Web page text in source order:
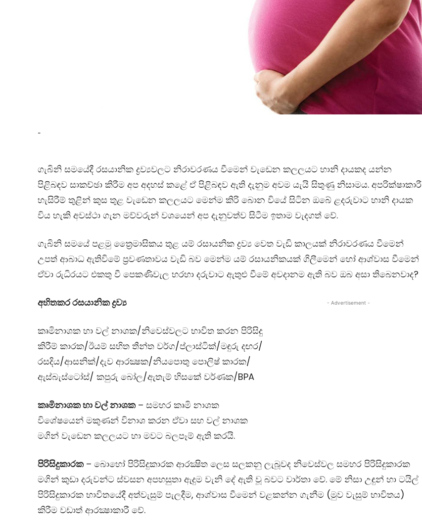
-
ගැබිනි සමයේදී රසයානික ද්‍රව්‍යවලට නිරාවරණය වීමෙන් වැඩෙන කලලයට හානි දායකද යන්න
පිළිබඳව සාකච්ඡා කිරීම අප අදහස් කළේ ඒ පිළිබඳව ඇති දැනුම අවම යැයි සිතුණු නිසාමය. අපරික්ෂාකාරී
හැසිරීම් තුළින් කුස තුළ වැඩෙන කලලයට මෙන්ම කිරි බොන වියේ සිටින ඔබේ ළදරුවාට හානි දායක
විය හැකි අවස්ථා ගැන මව්වරුන් වශයෙන් අප දැනුවත්ව සිටීම ඉතාම වැදගත් වේ.
ගැබිනි සමයේ පළමු ත්‍රෛමාසිකය තුළ යම් රසායනික ද්‍රව්‍ය වෙත වැඩි කාලයක් නිරාවරණය වීමෙන්
උපත් ආබාධ ඇතිවිමේ ප්‍රවණතාවය වැඩි බව මෙන්ම යම් රසායනිකයක් ගිලීමෙන් හෝ ආශ්වාස වීමෙන්
ඒවා රුධිරයට එකතු වී පෙකණිවැල හරහා දරුවාට ඇතුළු වීමේ අවදානම ඇති බව ඔබ අසා තිබෙනවාද?
- Advertisement -
අහිතකර රසයානික ද්‍රව්‍ය
කෘමිනාශක හා වල් නාශක/නිවෙස්වලට භාවිත කරන පිරිසිදු
කිරීම් කාරක/ඊයම් සහිත තීන්ත වර්ග/ප්ලාස්ටික්/මඳුරු දඟර/
රසදිය/ආසනික්/දැව ආරක්‍ෂක/නියපොතු පොලිෂ් කාරක/
ඇස්බැස්ටෝස්/ කපුරු බෝල/ඇතැම් හිස‍කේ වර්ණක/BPA
කෘමිනාශක හා වල් නාශක – සමහර කෘමි නාශක
විශේෂයෙන් මකුණන් විනාශ කරන ඒවා සහ වල් නාශක
මගින් වැඩෙන කලලයට හා මවට බලපෑම් ඇති කරයි.
පිරිසිදුකාරක – බොහෝ පිරිසිදුකාරක ආරක්‍ෂිත ලෙස සලකනු ලැබූවද නිවෙස්වල සමහර පිරිසිදුකාරක
මගින් කුඩා දරුවන්ට ස්වසන අපහසුතා ඇදුම වැනි දේ ඇති වූ බවට වාර්තා වේ. මේ නිසා උඳුන් හා ටයිල්
පිරිසිදුකාරක භාවිතයේදී අත්වැසුම් පැලදීම, ආශ්වාස වීමෙන් වළකන්න ගැනීම (මුව වැසුම් භාවිතය)
කිරීම වඩාත් ආරක්‍ෂාකාරී වේ.